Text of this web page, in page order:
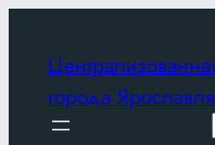
содержимому
города Ярославля